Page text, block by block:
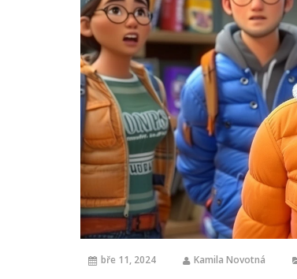
bře 11, 2024 Kamila Novotná